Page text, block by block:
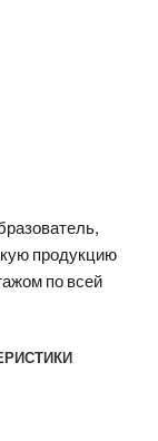
,
продукцию
по всей